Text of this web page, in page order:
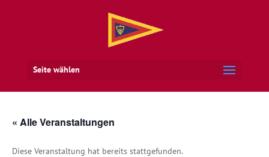
Seite wählen
« Alle Veranstaltungen
Diese Veranstaltung hat bereits stattgefunden.